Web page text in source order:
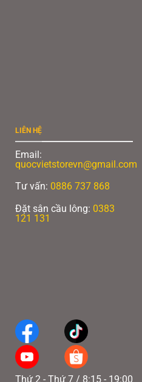
LIÊN HỆ
Email:
quocvietstorevn@gmail.com
Tư vấn: 0886 737 868
Đặt sân cầu lông: 0383
121 131
Thứ 2 - Thứ 7 / 8:15 - 19:00